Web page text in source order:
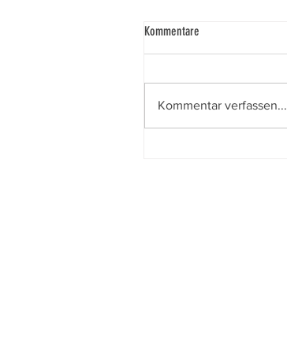
Königspaar 2024
Kommentare
Kommentar verfassen...